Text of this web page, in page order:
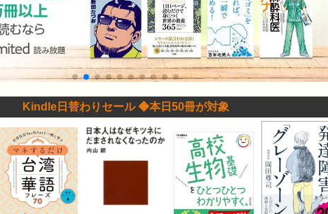
Kindle日替わりセール ◆本日50冊が対象